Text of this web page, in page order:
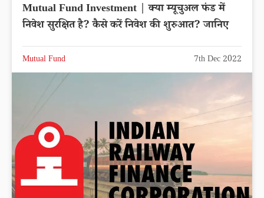
Mutual Fund Investment | क्या म्यूचुअल फंड में
निवेश सुरक्षित है? कैसे करें निवेश की शुरुआत? जानिए
Mutual Fund 7th Dec 2022